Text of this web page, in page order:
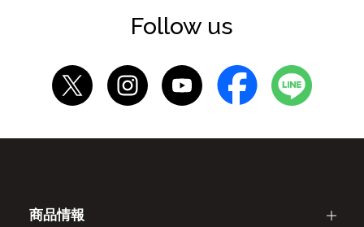
Follow us
商品情報